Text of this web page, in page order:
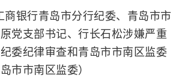
银行青岛市分行纪委、青岛市市
党支部书记、行长石松涉嫌严重
委纪律审查和青岛市市南区监委
市市南区监委）